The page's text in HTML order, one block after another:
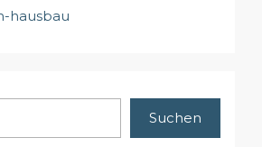
Suchen